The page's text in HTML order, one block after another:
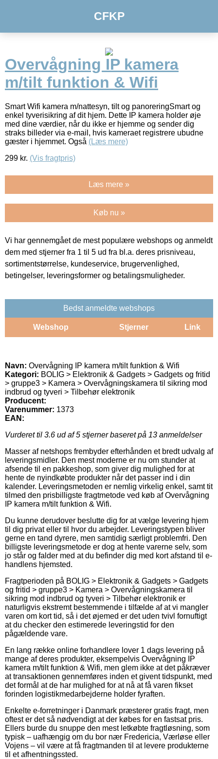
CFKP
Overvågning IP kamera
m/tilt funktion & Wifi
Smart Wifi kamera m/nattesyn, tilt og panoreringSmart og
enkel tyverisikring af dit hjem. Dette IP kamera holder øje
med dine værdier, når du ikke er hjemme og sender dig
straks billeder via e-mail, hvis kameraet registrere ubudne
gæster i hjemmet. Også (Læs mere)
299 kr. (Vis fragtpris)
Læs mere »
Køb nu »
Vi har gennemgået de mest populære webshops og anmeldt
dem med stjerner fra 1 til 5 ud fra bl.a. deres prisniveau,
sortimentstørrelse, kundeservice, brugervenlighed,
betingelser, leveringsformer og betalingsmuligheder.
Bedst anmeldte webshops
Webshop Stjerner Link
Navn: Overvågning IP kamera m/tilt funktion & Wifi
Kategori: BOLIG > Elektronik & Gadgets > Gadgets og fritid
> gruppe3 > Kamera > Overvågningskamera til sikring mod
indbrud og tyveri > Tilbehør elektronik
Producent:
Varenummer: 1373
EAN:
Vurderet til 3.6 ud af 5 stjerner baseret på 13 anmeldelser
Masser af netshops frembyder efterhånden et bredt udvalg af
leveringsmidler. Den mest moderne er nu om stunder at
afsende til en pakkeshop, som giver dig mulighed for at
hente de nyindkøbte produkter når det passer ind i din
kalender. Leveringsmetoden er nemlig virkelig enkel, samt tit
tilmed den prisbilligste fragtmetode ved køb af Overvågning
IP kamera m/tilt funktion & Wifi.
Du kunne derudover beslutte dig for at vælge levering hjem
til dig privat eller til hvor du arbejder. Leveringstypen bliver
gerne en tand dyrere, men samtidig særligt problemfri. Den
billigste leveringsmetode er dog at hente varerne selv, som
jo står og falder med at du befinder dig med kort afstand til e-
handlens hjemsted.
Fragtperioden på BOLIG > Elektronik & Gadgets > Gadgets
og fritid > gruppe3 > Kamera > Overvågningskamera til
sikring mod indbrud og tyveri > Tilbehør elektronik er
naturligvis ekstremt bestemmende i tilfælde af at vi mangler
varen om kort tid, så i det øjemed er det uden tvivl fornuftigt
at du checker den estimerede leveringstid for den
pågældende vare.
En lang række online forhandlere lover 1 dags levering på
mange af deres produkter, eksempelvis Overvågning IP
kamera m/tilt funktion & Wifi, men glem ikke at det påkræver
at transaktionen gennemføres inden et givent tidspunkt, med
det formål at de har mulighed for at nå at få varen fikset
forinden logistikmedarbejderne holder fyraften.
Enkelte e-forretninger i Danmark præsterer gratis fragt, men
oftest er det så nødvendigt at der købes for en fastsat pris.
Ellers burde du snuppe den mest letkøbte fragtløsning, som
typisk – uafhængig om du bor nær Fredericia, Værløse eller
Vojens – vil være at få fragtmanden til at levere produkterne
til et afhentningssted.